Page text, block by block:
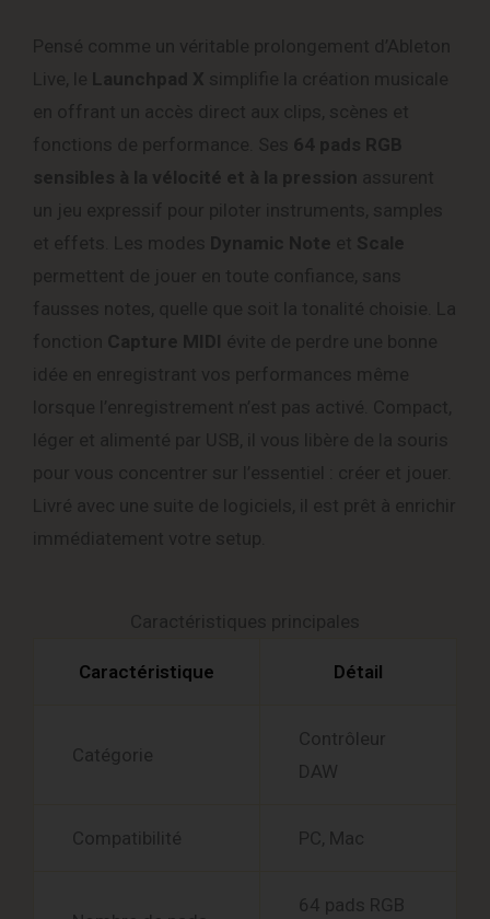
Caractéristique Détail
Catégorie
Contrôleur
DAW
Compatibilité PC, Mac
64 pads RGB